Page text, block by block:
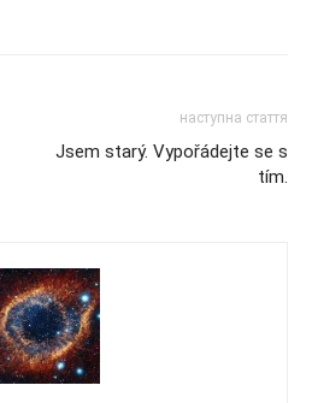
наступна стаття
Jsem starý. Vypořádejte se s
tím.